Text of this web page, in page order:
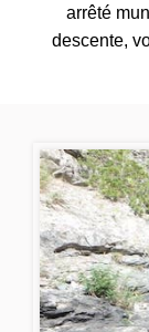
arrêté
descente,